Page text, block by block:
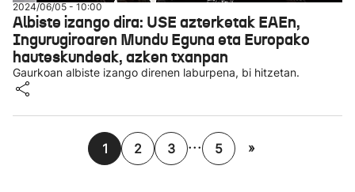
2024/06/05 - 10:00
Albiste izango dira: USE azterketak EAEn,
Ingurugiroaren Mundu Eguna eta Europako
hauteskundeak, azken txanpan
Gaurkoan albiste izango direnen laburpena, bi hitzetan.
1 2 3 ... 5 »